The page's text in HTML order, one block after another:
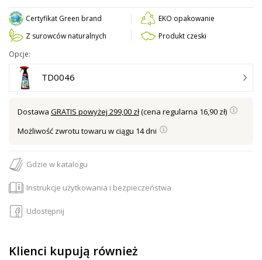
Certyfikat Green brand
EKO opakowanie
Z surowców naturalnych
Produkt czeski
Opcje:
TD0046
Dostawa GRATIS powyżej 299,00 zł(cena regularna 16,90 zł)
Możliwość zwrotu towaru w ciągu 14 dni
Gdzie w katalogu
Instrukcje użytkowania i bezpieczeństwa
Udostępnij
Klienci kupują również